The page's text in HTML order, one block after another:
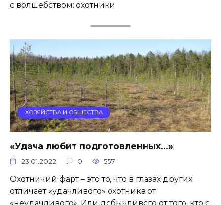
с волшебством: охотники
ХОЗЯЙСТВА И ОБЩЕСТВА
«Удача любит подготовленных…»
23.01.2022 0 557
Охотничий фарт – это то, что в глазах других
отличает «удачливого» охотника от
«неудачливого». Или добычливого от того, кто с